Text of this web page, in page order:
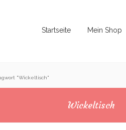
Startseite Mein Shop
"Wickeltisch"
Wickeltisch